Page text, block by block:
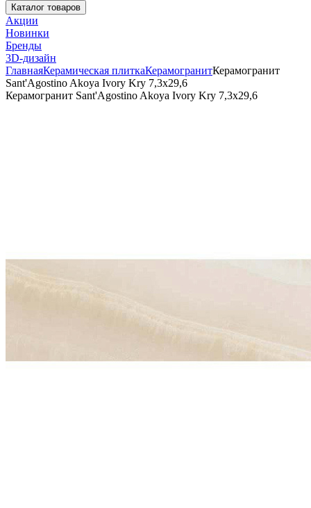
Каталог товаров
Акции
Новинки
Бренды
3D-дизайн
ГлавнаяКерамическая плиткаКерамогранитКерамогранит
Sant'Agostino Akoya Ivory Kry 7,3x29,6
Керамогранит Sant'Agostino Akoya Ivory Kry 7,3x29,6